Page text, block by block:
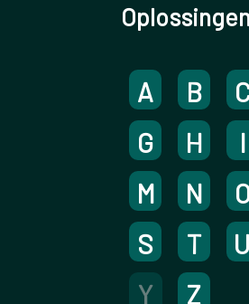
A B
G
H I
M
N
S
T U
Y
Z